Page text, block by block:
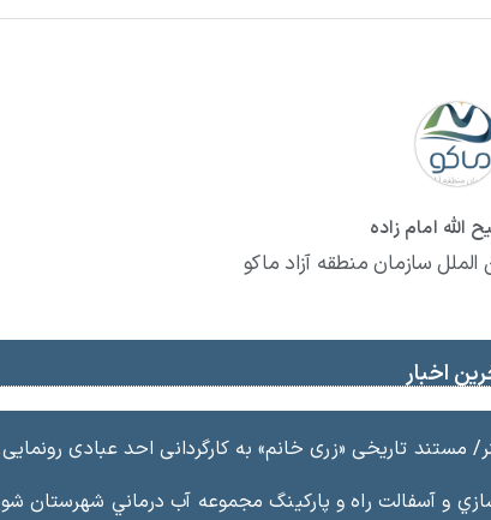
الله امام زاده
سازمان منطقه آزاد ماکو
اخبار
تاریخی «زری خانم» به کارگردانی احد عبادی رونمایی شد
راه و پاركينگ مجموعه آب درماني شهرستان شوط منطقه آزاد ماكو “